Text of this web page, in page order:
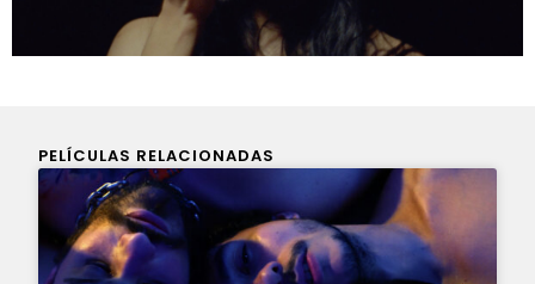
PELÍCULAS RELACIONADAS